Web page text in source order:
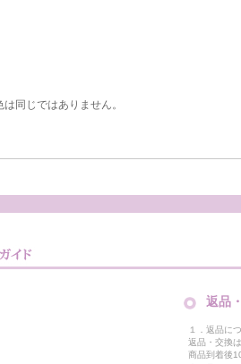
同じではありません。
返品
１．返品に
返品・交換
商品到着後